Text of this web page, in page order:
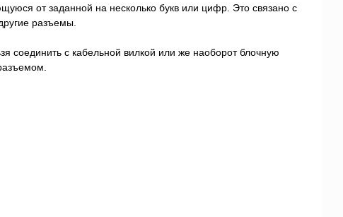
от заданной на несколько букв или цифр. Это связано с
разъемы.
соединить с кабельной вилкой или же наоборот блочную